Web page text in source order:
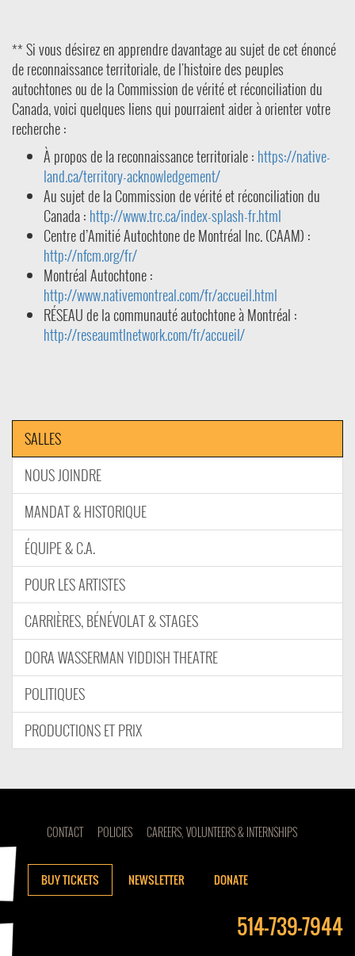
** Si vous désirez en apprendre davantage au sujet de cet énoncé
de reconnaissance territoriale, de l'histoire des peuples
autochtones ou de la Commission de vérité et réconciliation du
Canada, voici quelques liens qui pourraient aider à orienter votre
recherche :
À propos de la reconnaissance territoriale : https://native-
land.ca/territory-acknowledgement/
Au sujet de la Commission de vérité et réconciliation du
Canada : http://www.trc.ca/index-splash-fr.html
Centre d’Amitié Autochtone de Montréal Inc. (CAAM) :
http://nfcm.org/fr/
Montréal Autochtone :
http://www.nativemontreal.com/fr/accueil.html
RÉSEAU de la communauté autochtone à Montréal :
http://reseaumtlnetwork.com/fr/accueil/
SALLES
NOUS JOINDRE
MANDAT & HISTORIQUE
ÉQUIPE & C.A.
POUR LES ARTISTES
CARRIÈRES, BÉNÉVOLAT & STAGES
DORA WASSERMAN YIDDISH THEATRE
POLITIQUES
PRODUCTIONS ET PRIX
CONTACT POLICIES CAREERS, VOLUNTEERS & INTERNSHIPS
BUY TICKETS NEWSLETTER DONATE
514-739-7944